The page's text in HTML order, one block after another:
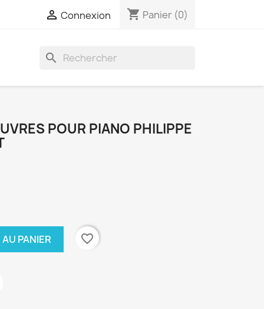
 Connexion shopping_cart Panier (0)
search
POUR PIANO PHILIPPE
PANIER favorite_border